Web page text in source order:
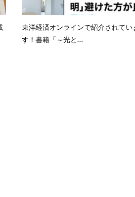
東洋経済オンラインで紹介されてい
す！書籍「～光と...